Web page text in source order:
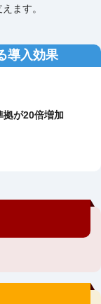
ます。
導入効果
拠が20倍増加